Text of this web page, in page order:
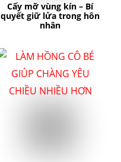
Cấy mỡ vùng kín – Bí
quyết giữ lửa trong hôn
nhân